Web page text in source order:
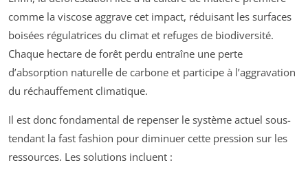
comme la viscose aggrave cet impact, réduisant les surfaces
boisées régulatrices du climat et refuges de biodiversité.
Chaque hectare de forêt perdu entraîne une perte
d’absorption naturelle de carbone et participe à l’aggravation
du réchauffement climatique.
Il est donc fondamental de repenser le système actuel sous-
tendant la fast fashion pour diminuer cette pression sur les
ressources. Les solutions incluent :